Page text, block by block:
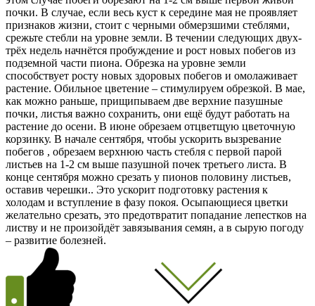
почки. В случае, если весь куст к середине мая не проявляет
признаков жизни, стоит с черными обмерзшими стеблями,
срежьте стебли на уровне земли. В течении следующих двух-
трёх недель начнётся пробуждение и рост новых побегов из
подземной части пиона. Обрезка на уровне земли
способствует росту новых здоровых побегов и омолаживает
растение. Обильное цветение – стимулируем обрезкой. В мае,
как можно раньше, прищипываем две верхние пазушные
почки, листья важно сохранить, они ещё будут работать на
растение до осени. В июне обрезаем отцветщую цветочную
корзинку. В начале сентября, чтобы ускорить вызревание
побегов , обрезаем верхнюю часть стебля с первой парой
листьев на 1-2 см выше пазушной почек третьего листа. В
конце сентября можно срезать у пионов половину листьев,
оставив черешки.. Это ускорит подготовку растения к
холодам и вступление в фазу покоя. Осыпающиеся цветки
желательно срезать, это предотвратит попадание лепестков на
листву и не произойдёт завязывания семян, а в сырую погоду
– развитие болезней.